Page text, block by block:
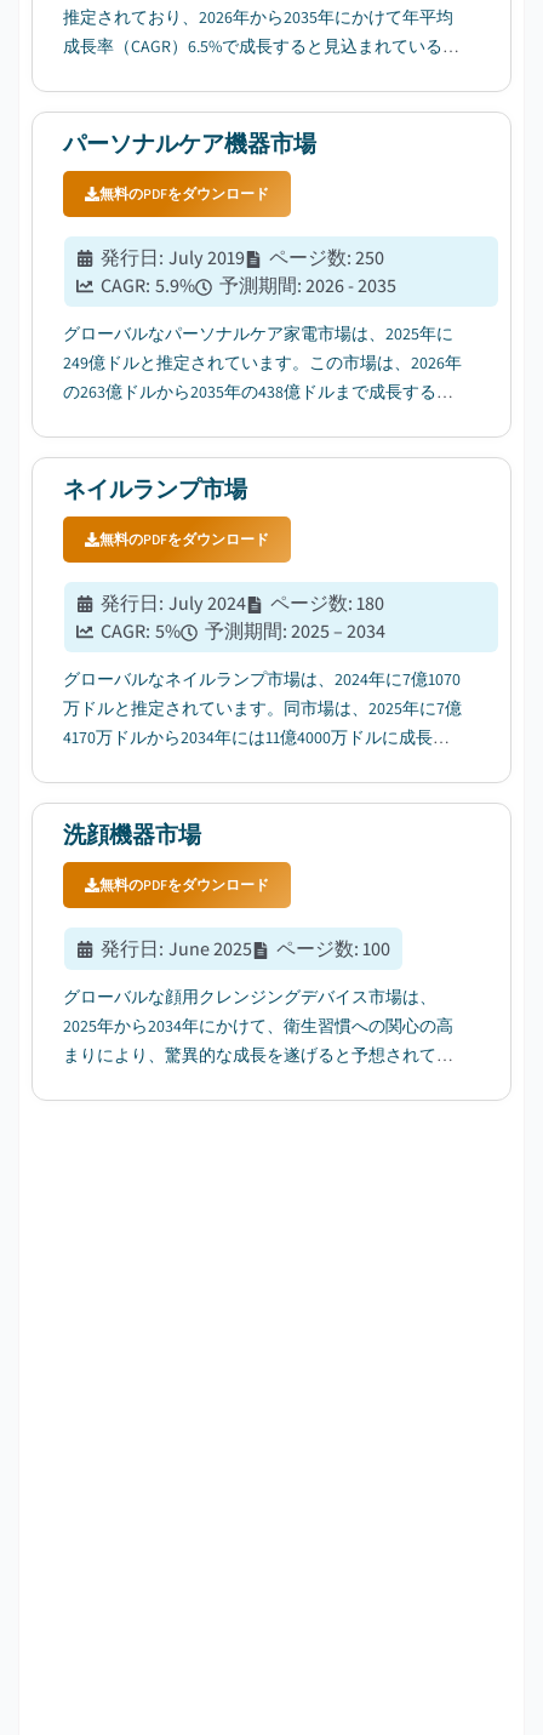
推定されており、2026年から2035年にかけて年平均
成長率（CAGR）6.5%で成長すると見込まれている。
ることが挙げられる。...
パーソナルケア機器市場
無料のPDFをダウンロード
発行日: July 2019 ページ数:250
CAGR: 5.9% 予測期間:2026 - 2035
グローバルなパーソナルケア家電市場は、2025年に
249億ドルと推定されています。この市場は、2026年
の263億ドルから2035年の438億ドルまで成長すると
ネイルランプ市場
無料のPDFをダウンロード
発行日: July 2024 ページ数:180
CAGR: 5% 予測期間:2025 – 2034
グローバルなネイルランプ市場は、2024年に7億1070
万ドルと推定されています。同市場は、2025年に7億
4170万ドルから2034年には11億4000万ドルに成長す
Insights Inc.が発表した最新レポートによるとのこと
です。...
洗顔機器市場
無料のPDFをダウンロード
発行日: June 2025 ページ数:100
グローバルな顔用クレンジングデバイス市場は、
2025年から2034年にかけて、衛生習慣への関心の高
まりにより、驚異的な成長を遂げると予想されてい